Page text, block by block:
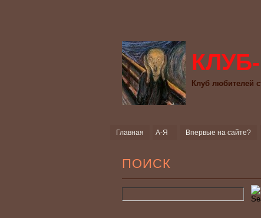
Клуб любителей
Главная А-Я Впервые на сайте?
ПОИСК